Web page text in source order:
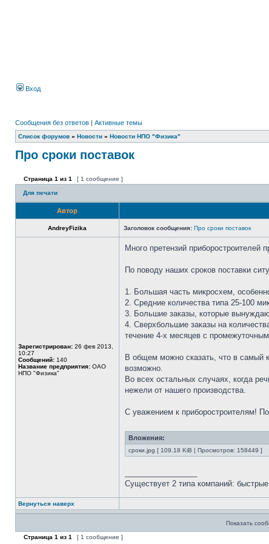
Вход
Сообщения без ответов | Активные темы
Список форумов » Новости » Новости НПО "Физика"
Про сроки поставок
Страница 1 из 1 [ 1 сообщение ]
Для печати
Автор
AndreyFizika Заголовок сообщения: Про сроки поставок
Зарегистрирован: 26 фев 2013,
10:27
Сообщений: 140
Название предприятия: ОАО
НПО "Физика"
Много претензий приборостроителей
По поводу наших сроков поставки
1. Большая часть микросхем,
2. Средние количества типа 25-100
3. Большие заказы, которые
4. Сверхбольшие заказы на
течение 4-х месяцев с
В общем можно сказать, что в самый
возможно.
Во всех остальных случаях, когда
нежели от нашего производства.
С уважением к приборостроителям!
Вложения:
сроки.jpg [ 109.18 KiB | Просмотров: 158449 ]
Существует 2 типа компаний:
Вернуться наверх
Показать
Страница 1 из 1 [ 1 сообщение ]